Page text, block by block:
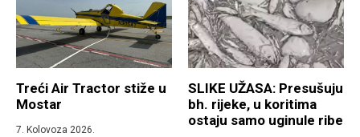
Treći Air Tractor stiže u
Mostar
7. Kolovoza 2026.
SLIKE UŽASA: Presušuju
bh. rijeke, u koritima
ostaju samo uginule ribe